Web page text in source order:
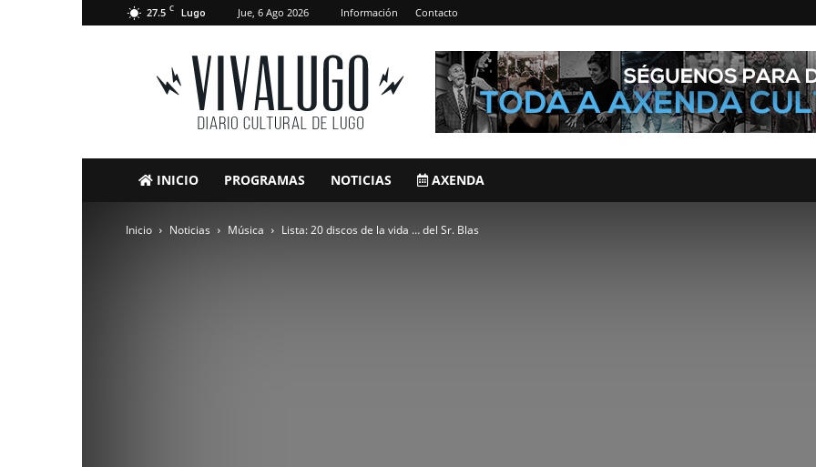
27.5 C Lugo Jue, 6 Ago 2026 Información Contacto
VivaLugo
INICIO PROGRAMAS NOTICIAS AXENDA
Inicio Noticias Música Lista: 20 discos de la vida … del Sr. Blas